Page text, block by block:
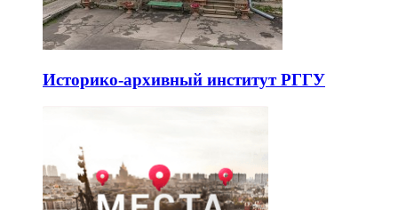
Историко-архивный институт РГГУ